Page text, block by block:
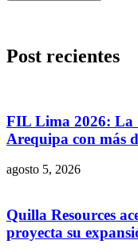
Post recientes
FIL Lima 2026: La
Arequipa con más
agosto 5, 2026
Quilla Resources
proyecta su